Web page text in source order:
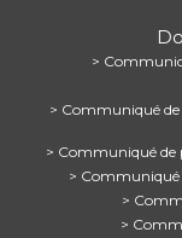
>
> Communiqué de
> Communiqué de
> Communiqué
>
>